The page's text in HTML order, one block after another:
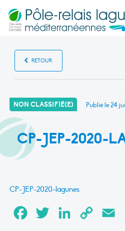
RETOUR
NON CLASSIFIÉ(E) Publié le24
CP-JEP-2020-
CP-JEP-2020-lagunes
FacebookTwitter LinkedInCopy